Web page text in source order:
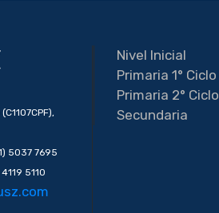
5037 7695
5110
Nivel Inicial
Primaria 1° Ciclo
Primaria 2° Ciclo
Secundaria